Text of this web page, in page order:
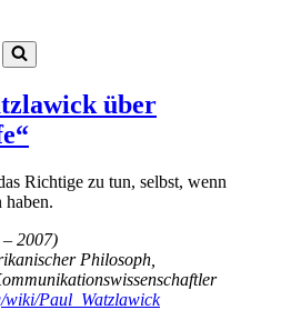
über
Richtige zu tun, selbst, wenn
haben.
2007)
Philosoph,
Paul_Watzlawick